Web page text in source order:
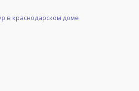
в краснодарском доме